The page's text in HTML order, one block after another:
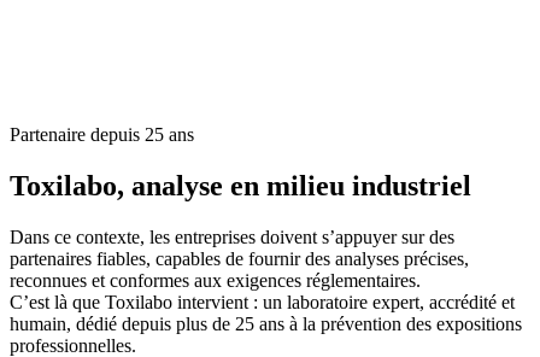
Partenaire depuis 25 ans
Toxilabo, analyse en milieu industriel
Dans ce contexte, les entreprises doivent s’appuyer sur des
partenaires fiables, capables de fournir des analyses précises,
reconnues et conformes aux exigences réglementaires.
C’est là que Toxilabo intervient : un laboratoire expert, accrédité et
humain, dédié depuis plus de 25 ans à la prévention des expositions
professionnelles.